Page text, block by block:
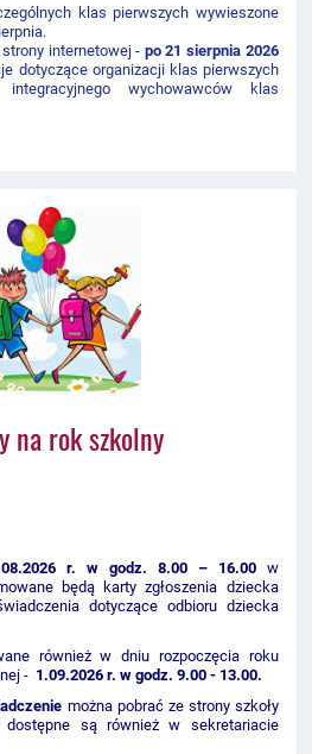
klas pierwszych wywieszone
internetowej - po 21 sierpnia 2026
dotyczące organizacji klas pierwszych
wychowawców klas
na rok szkolny
r. w godz. 8.00 – 16.00w
będą karty zgłoszenia dziecka
dotyczące odbioru dziecka
również w dniu rozpoczęcia roku
- 1 .09.2026 r. w godz. 9.00 - 13.00.
można pobrać ze strony szkoły
dostępne są również w sekretariacie